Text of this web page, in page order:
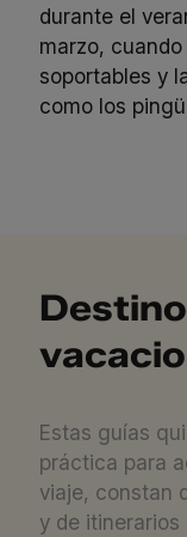
durante el
marzo,
soportables y
como los
Estas guías
práctica para
viaje, constan
y de itinerarios